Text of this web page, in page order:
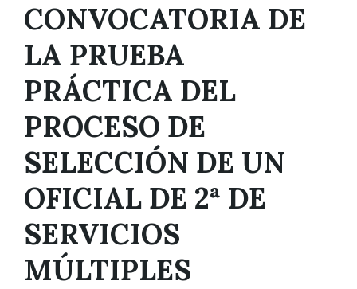
CONVOCATORIA DE
LA PRUEBA
PRÁCTICA DEL
PROCESO DE
SELECCIÓN DE UN
OFICIAL DE 2ª DE
SERVICIOS
MÚLTIPLES